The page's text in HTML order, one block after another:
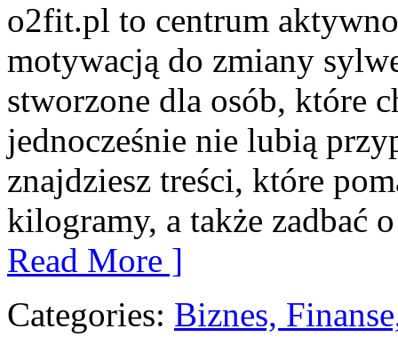
o2fit.pl to centrum
motywacją do zmiany
stworzone dla osób, które
jednocześnie nie lubią
znajdziesz treści, które
kilogramy, a także zadbać
Read More ]
Categories: Biznes,